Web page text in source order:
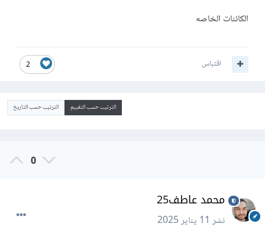
الكائنات الخاصه
2 اقتباس
الترتيب حسب التقييم الترتيب حسب التاريخ
0
محمد عاطف25
نشر11 يناير 2025